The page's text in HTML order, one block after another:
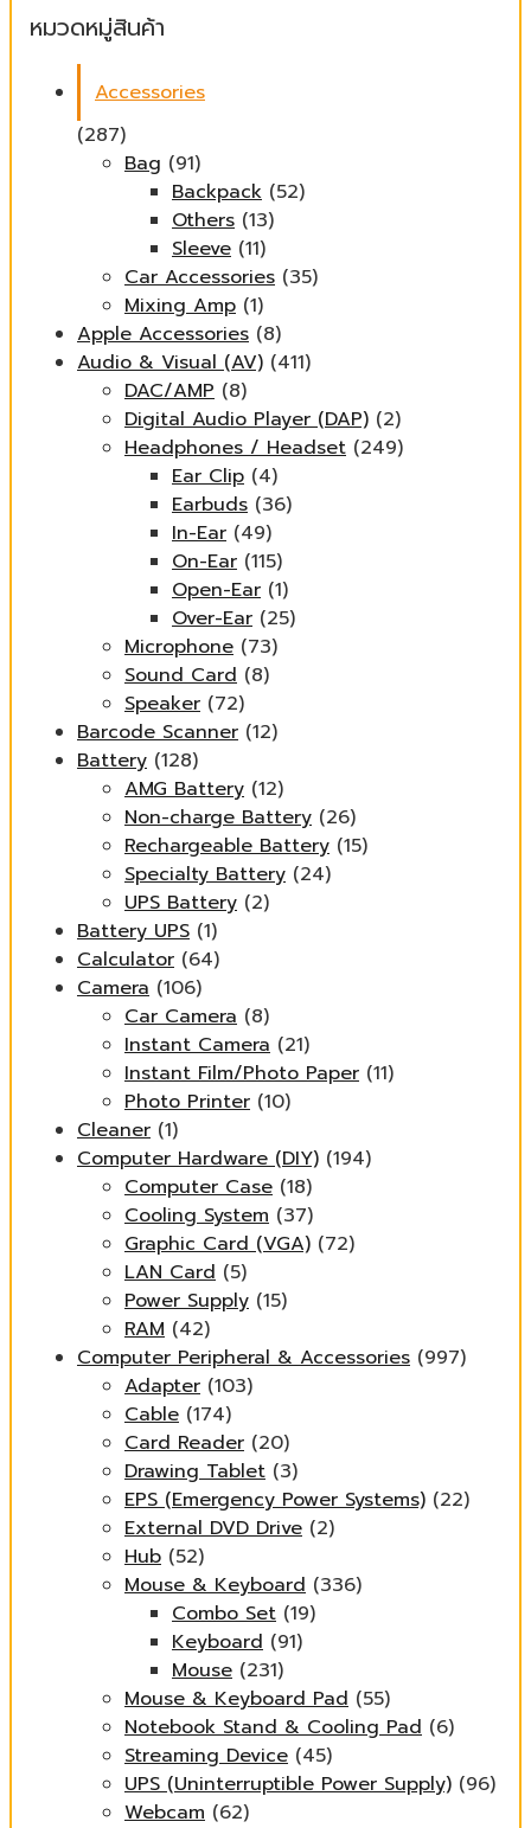
หมวดหมู่สินค้า
Accessories
(287)
Bag (91)
Backpack (52)
Others (13)
Sleeve (11)
Car Accessories (35)
Mixing Amp (1)
Apple Accessories (8)
Audio & Visual (AV) (411)
DAC/AMP (8)
Digital Audio Player (DAP) (2)
Headphones / Headset (249)
Ear Clip (4)
Earbuds (36)
In-Ear (49)
On-Ear (115)
Open-Ear (1)
Over-Ear (25)
Microphone (73)
Sound Card (8)
Speaker (72)
Barcode Scanner (12)
Battery (128)
AMG Battery (12)
Non-charge Battery (26)
Rechargeable Battery (15)
Specialty Battery (24)
UPS Battery (2)
Battery UPS (1)
Calculator (64)
Camera (106)
Car Camera (8)
Instant Camera (21)
Instant Film/Photo Paper (11)
Photo Printer (10)
Cleaner (1)
Computer Hardware (DIY) (194)
Computer Case (18)
Cooling System (37)
Graphic Card (VGA) (72)
LAN Card (5)
Power Supply (15)
RAM (42)
Computer Peripheral & Accessories (997)
Adapter (103)
Cable (174)
Card Reader (20)
Drawing Tablet (3)
EPS (Emergency Power Systems) (22)
External DVD Drive (2)
Hub (52)
Mouse & Keyboard (336)
Combo Set (19)
Keyboard (91)
Mouse (231)
Mouse & Keyboard Pad (55)
Notebook Stand & Cooling Pad (6)
Streaming Device (45)
UPS (Uninterruptible Power Supply) (96)
Webcam (62)